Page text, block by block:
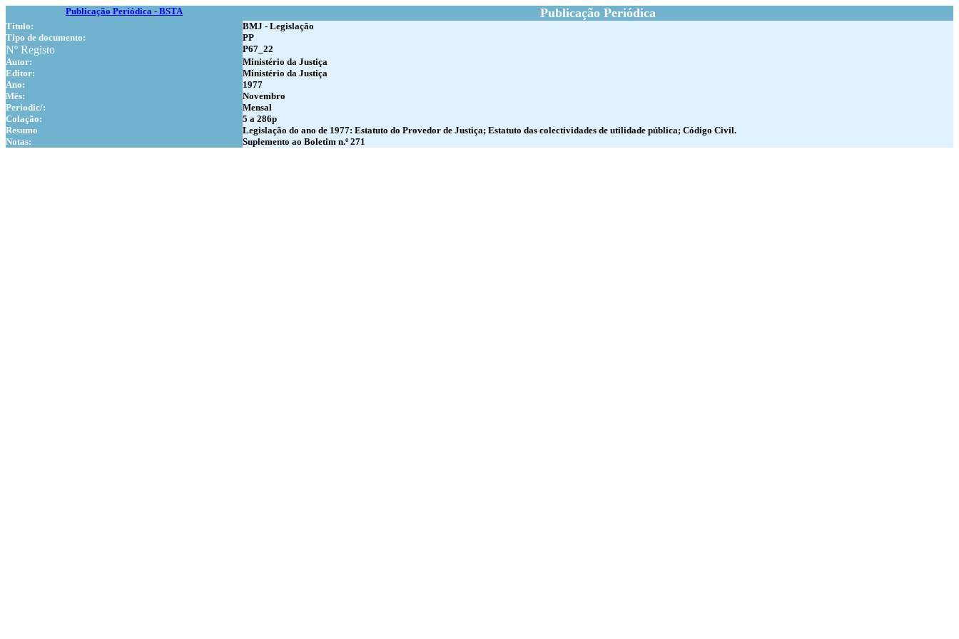
Publicação Periódica - BSTA Publicação Periódica
Titulo:
BMJ - Legislação
Tipo de documento:
PP
Nº Registo
P67_22
Autor:
Ministério da Justiça
Editor:
Ministério da Justiça
Ano:
1977
Mês:
Novembro
Periodic/:
Mensal
Colação:
5 a 286p
Resumo
Legislação do ano de 1977: Estatuto do Provedor de Justiça; Estatuto das colectividades de utilidade pública; Código Civil.
Notas:
Suplemento ao Boletim n.º 271